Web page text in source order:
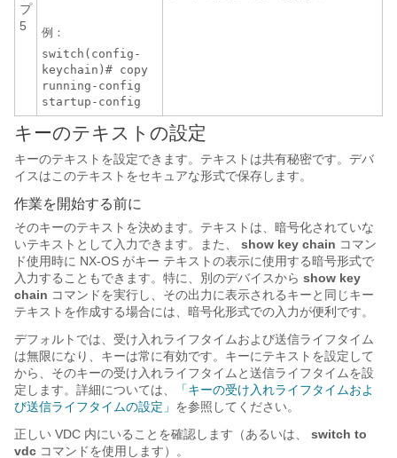
プ
5
例：
switch(config-
keychain)# copy
running-config
startup-config
キーのテキストの設定
キーのテキストを設定できます。テキストは共有秘密です。デバ
イスはこのテキストをセキュアな形式で保存します。
作業を開始する前に
そのキーのテキストを決めます。テキストは、暗号化されていな
いテキストとして入力できます。また、
show key chain コマン
ド使用時に NX-OS がキー テキストの表示に使用する暗号形式で
入力することもできます。特に、別のデバイスから show key
chain コマンドを実行し、その出力に表示されるキーと同じキー
テキストを作成する場合には、暗号化形式での入力が便利です。
デフォルトでは、受け入れライフタイムおよび送信ライフタイム
は無限になり、キーは常に有効です。キーにテキストを設定して
から、そのキーの受け入れライフタイムと送信ライフタイムを設
定します。詳細については、
「キーの受け入れライフタイムおよ
び送信ライフタイムの設定」 を参照してください。
正しい VDC 内にいることを確認します（あるいは、
switch to
vdc コマンドを使用します）。